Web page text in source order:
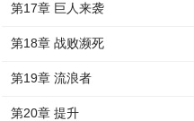
第17章 巨人来袭
第18章 战败濒死
第19章 流浪者
第20章 提升